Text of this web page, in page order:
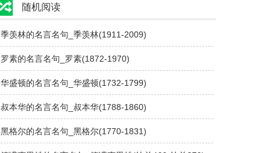
随机阅读
季羡林的名言名句_季羡林(1911-2009)
罗素的名言名句_罗素(1872-1970)
华盛顿的名言名句_华盛顿(1732-1799)
叔本华的名言名句_叔本华(1788-1860)
黑格尔的名言名句_黑格尔(1770-1831)